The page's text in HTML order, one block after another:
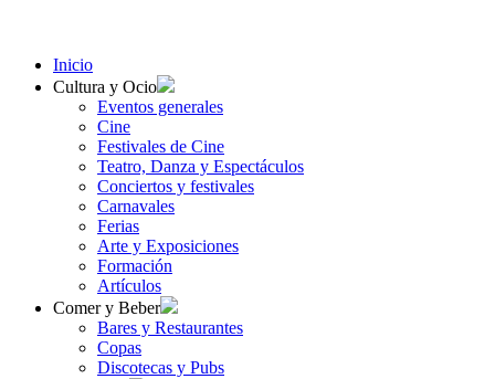
Inicio
Cultura y Ocio
Eventos generales
Cine
Festivales de Cine
Teatro, Danza y Espectáculos
Conciertos y festivales
Carnavales
Ferias
Arte y Exposiciones
Formación
Artículos
Comer y Beber
Bares y Restaurantes
Copas
Discotecas y Pubs